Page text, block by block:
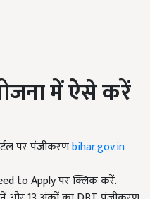
में ऐसे करें
पर पंजीकरणbihar.gov.in
to Apply पर क्लिक करें.